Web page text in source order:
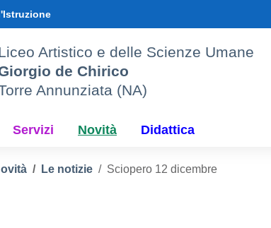
Artistico e delle Scienze Umane
de Chirico
Annunziata (NA)
Servizi Novità Didattica
Le notizie Sciopero 12 dicembre